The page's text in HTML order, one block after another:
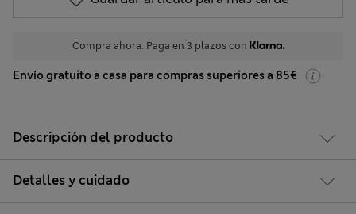
Compra ahora. Paga en 3 plazos con
Envío gratuito a casa para compras superiores a 85€
Descripción del producto
Detalles y cuidado